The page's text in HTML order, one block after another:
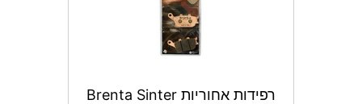
רפידות אחוריות Brenta Sinter